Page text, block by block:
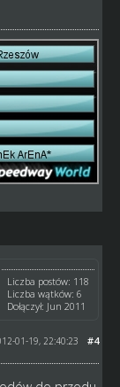
Liczba postów: 118
Liczba wątków: 6
Dołączył: Jun 2011
#4
01-19, 22:40:23